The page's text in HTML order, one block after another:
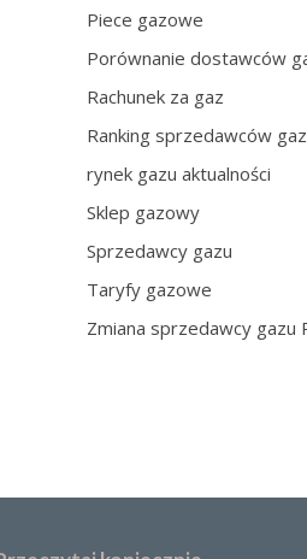
Piece gazowe
Porównanie dostawców
Rachunek za gaz
Ranking sprzedawców
rynek gazu aktualności
Sklep gazowy
Sprzedawcy gazu
Taryfy gazowe
Zmiana sprzedawcy gazu